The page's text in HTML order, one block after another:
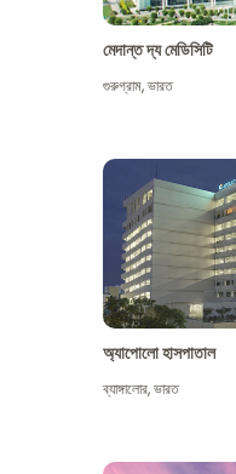
মেদান্ত দ্য মেডিসিটি
গুরুগ্রাম,ভারত
অ্যাপোলো হাসপাতাল
ব্যাঙ্গালোর,ভারত